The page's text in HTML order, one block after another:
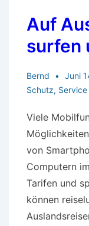
Auf
surfen
Bernd Juni
Schutz, Service
Viele
von
Computern
Tarifen und
können